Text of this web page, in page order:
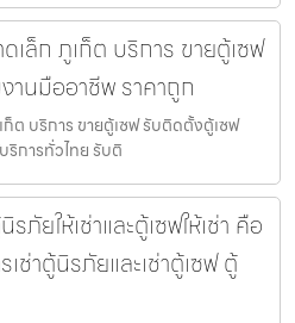
เล็ก ภูเก็ต บริการ ขายตู้เซฟ
นมืออาชีพ ราคาถูก
ต บริการ ขายตู้เซฟ รับติดตั้งตู้เซฟ
การทั่วไทย รับติ
ภัยให้เช่าและตู้เซฟให้เช่า คือ
ช่าตู้นิรภัยและเช่าตู้เซฟ ตู้